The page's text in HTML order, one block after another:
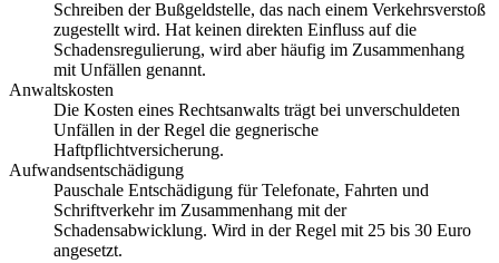
Schreiben der Bußgeldstelle, das nach einem Verkehrsverstoß
zugestellt wird. Hat keinen direkten Einfluss auf die
Schadensregulierung, wird aber häufig im Zusammenhang
mit Unfällen genannt.
Anwaltskosten
Die Kosten eines Rechtsanwalts trägt bei unverschuldeten
Unfällen in der Regel die gegnerische
Haftpflichtversicherung.
Aufwandsentschädigung
Pauschale Entschädigung für Telefonate, Fahrten und
Schriftverkehr im Zusammenhang mit der
Schadensabwicklung. Wird in der Regel mit 25 bis 30 Euro
angesetzt.